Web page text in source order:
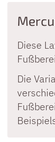
Diese
Die